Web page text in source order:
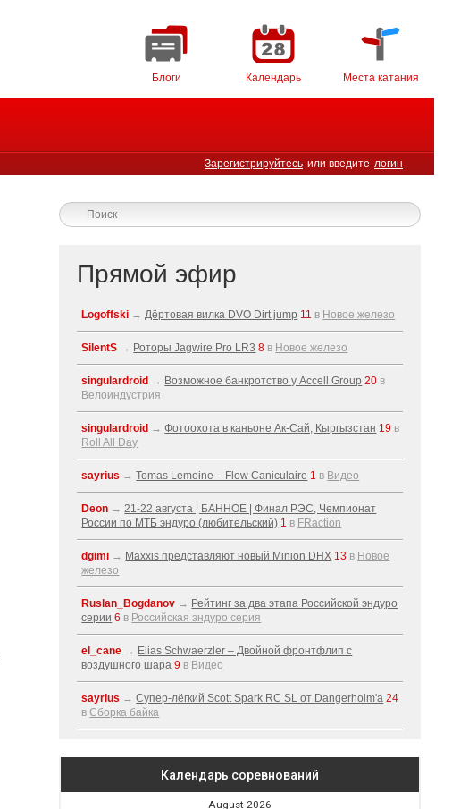
Блоги Календарь Места катания
Зарегистрируйтесь или введите логин
Прямой эфир
Logoffski →Дёртовая вилка DVO Dirt jump 11 в Новое железо
SilentS → Роторы Jagwire Pro LR3 8 в Новое железо
singulardroid → Возможное банкротство у Accell Group 20 в
Велоиндустрия
singulardroid →Фотоохота в каньоне Ак-Cай, Кыргызстан 19 в
Roll All Day
sayrius →Tomas Lemoine – Flow Caniculaire 1 в Видео
Deon →21-22 августа | БАННОЕ | Финал РЭС, Чемпионат
России по МТБ эндуро (любительский) 1 в FRaction
dgimi → Maxxis представляют новый Minion DHX 13 в Новое
железо
Ruslan_Bogdanov → Рейтинг за два этапа Российской эндуро
серии 6 в Российская эндуро серия
el_cane → Elias Schwaerzler – Двойной фронтфлип с
воздушного шара 9 в Видео
sayrius →Супер-лёгкий Scott Spark RC SL от Dangerholm'a 24
вСборка байка